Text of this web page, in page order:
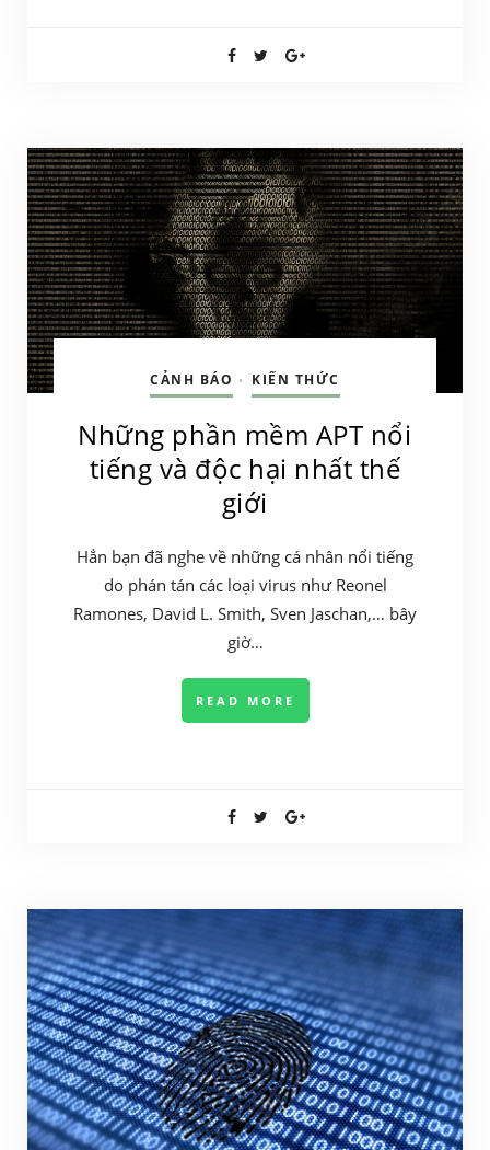
CẢNH BÁO • KIẾN THỨC
Những phần mềm APT nổi
tiếng và độc hại nhất thế
giới
Hẳn bạn đã nghe về những cá nhân nổi tiếng
do phán tán các loại virus như Reonel
Ramones, David L. Smith, Sven Jaschan,… bây
giờ…
READ MORE